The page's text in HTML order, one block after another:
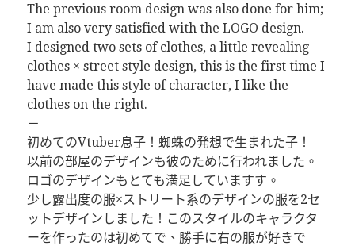
The previous room design was also done for him;
I am also very satisfied with the LOGO design.
I designed two sets of clothes, a little revealing
clothes × street style design, this is the first time I
have made this style of character, I like the
clothes on the right.
－
初めてのVtuber息子！蜘蛛の発想で生まれた子！
以前の部屋のデザインも彼のために行われました。
ロゴのデザインもとても満足していますす。
少し露出度の服×ストリート系のデザインの服を2セ
ットデザインしました！このスタイルのキャラクタ
ーを作ったのは初めてで、勝手に右の服が好きで